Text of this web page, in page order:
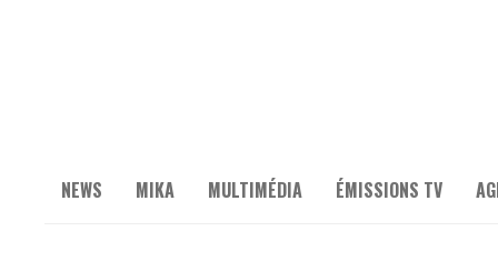
NEWS MIKA MULTIMÉDIA ÉMISSIONS TV